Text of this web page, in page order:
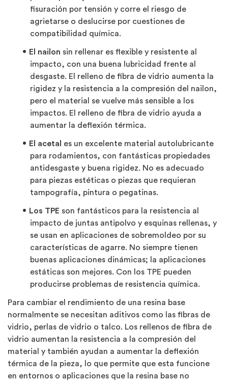
fisuración por tensión y corre el riesgo de
agrietarse o deslucirse por cuestiones de
compatibilidad química.
El nailon sin rellenar es flexible y resistente al
impacto, con una buena lubricidad frente al
desgaste. El relleno de fibra de vidrio aumenta la
rigidez y la resistencia a la compresión del nailon,
pero el material se vuelve más sensible a los
impactos. El relleno de fibra de vidrio ayuda a
aumentar la deflexión térmica.
El acetal
es un excelente material autolubricante
para rodamientos, con fantásticas propiedades
antidesgaste y buena rigidez. No es adecuado
para piezas estéticas o piezas que requieran
tampografía, pintura o pegatinas.
Los TPE son fantásticos para la resistencia al
impacto de juntas antipolvo y esquinas rellenas, y
se usan en aplicaciones de sobremoldeo por su
características de agarre. No siempre tienen
buenas aplicaciones dinámicas; la aplicaciones
estáticas son mejores. Con los TPE pueden
producirse problemas de resistencia química.
Para cambiar el rendimiento de una resina base
normalmente se necesitan aditivos como las fibras de
vidrio, perlas de vidrio o talco. Los rellenos de fibra de
vidrio aumentan la resistencia a la compresión del
material y también ayudan a aumentar la deflexión
térmica de la pieza, lo que permite que esta funcione
en entornos o aplicaciones que la resina base no